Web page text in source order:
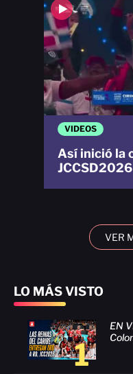
LO MÁS VISTO
1
EN
VIDEOS
Así inició la
JCCSD2026
VER